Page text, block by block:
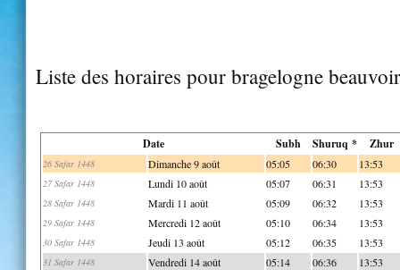
Liste des horaires pour bragelogne beauvoir
Date Subh Shuruq * Zhur
26 Safar 1448 Dimanche 9 août 05:05 06:30 13:53
27 Safar 1448 Lundi 10 août 05:07 06:31 13:53
28 Safar 1448 Mardi 11 août 05:09 06:32 13:53
29 Safar 1448 Mercredi 12 août 05:10 06:34 13:53
30 Safar 1448 Jeudi 13 août 05:12 06:35 13:53
31 Safar 1448 Vendredi 14 août 05:14 06:36 13:53